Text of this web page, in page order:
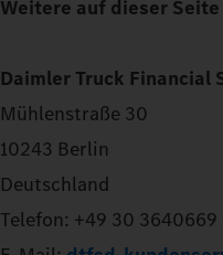
Weitere auf dieser
Daimler Truck Financial
Mühlenstraße 30
10243 Berlin
Deutschland
Telefon: +49 30 3640669